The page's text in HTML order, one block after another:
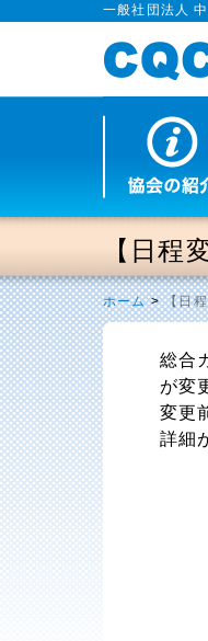
一般社団法人
【日程
ホーム>【日
総合
が変
変更
詳細